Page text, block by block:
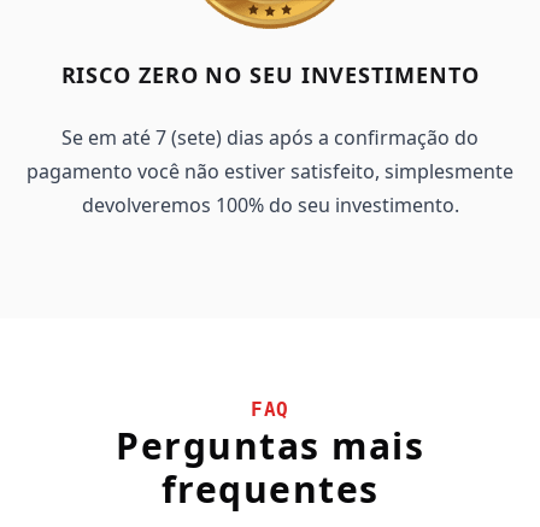
RISCO ZERO NO SEU INVESTIMENTO
Se em até 7 (sete) dias após a confirmação do
pagamento você não estiver satisfeito, simplesmente
devolveremos 100% do seu investimento.
FAQ
Perguntas mais
frequentes